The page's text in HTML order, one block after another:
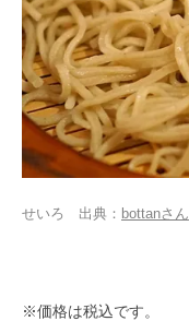
せいろ 出典： bottanさん
※価格は税込です。